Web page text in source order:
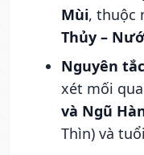
Mùi, thuộc
Thủy –
Nguyên
xét mối
và Ngũ
Thìn) và